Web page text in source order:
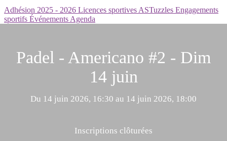
Adhésion 2025 - 2026 Licences sportives ASTuzzles Engagements
sportifs Événements Agenda
Padel - Americano #2 - Dim
14 juin
Du 14 juin 2026, 16:30 au 14 juin 2026, 18:00
Inscriptions clôturées